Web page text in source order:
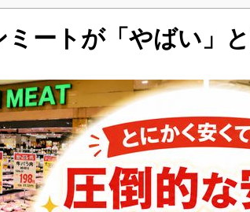
ミートが「やばい」